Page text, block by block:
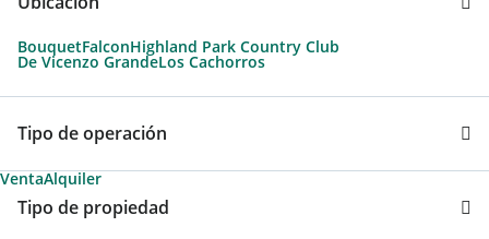
BouquetFalconHighland Park Country Club
De Vicenzo GrandeLos Cachorros
Tipo de operación
VentaAlquiler
Tipo de propiedad